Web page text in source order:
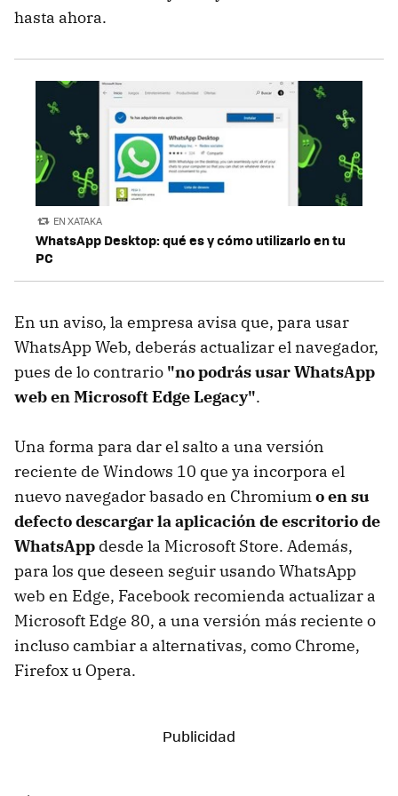
hasta ahora.
EN XATAKA
WhatsApp Desktop: qué es y cómo utilizarlo en tu
PC
En un aviso, la empresa avisa que, para usar
WhatsApp Web, deberás actualizar el navegador,
pues de lo contrario "no podrás usar WhatsApp
web en Microsoft Edge Legacy".
Una forma para dar el salto a una versión
reciente de Windows 10 que ya incorpora el
nuevo navegador basado en Chromiumo en su
defecto descargar la aplicación de escritorio de
WhatsApp desde la Microsoft Store. Además,
para los que deseen seguir usando WhatsApp
web en Edge, Facebook recomienda actualizar a
Microsoft Edge 80, a una versión más reciente o
incluso cambiar a alternativas, como Chrome,
Firefox u Opera.